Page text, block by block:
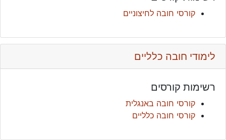
קורסי חובה לחיצוניים
לימודי חובה כלליים
רשימות קורסים
קורסי חובה באנגלית
קורסי חובה כלליים